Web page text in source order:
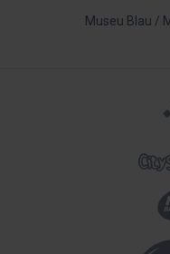
Museu Blau /